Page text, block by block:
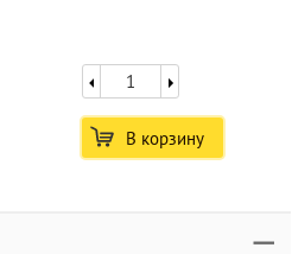
В корзину